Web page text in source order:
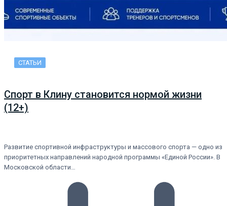
СТАТЬИ
Спорт в Клину становится нормой жизни
(12+)
Развитие спортивной инфраструктуры и массового спорта — одно из
приоритетных направлений народной программы «Единой России». В
Московской области…